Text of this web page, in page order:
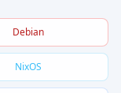
Debian
NixOS